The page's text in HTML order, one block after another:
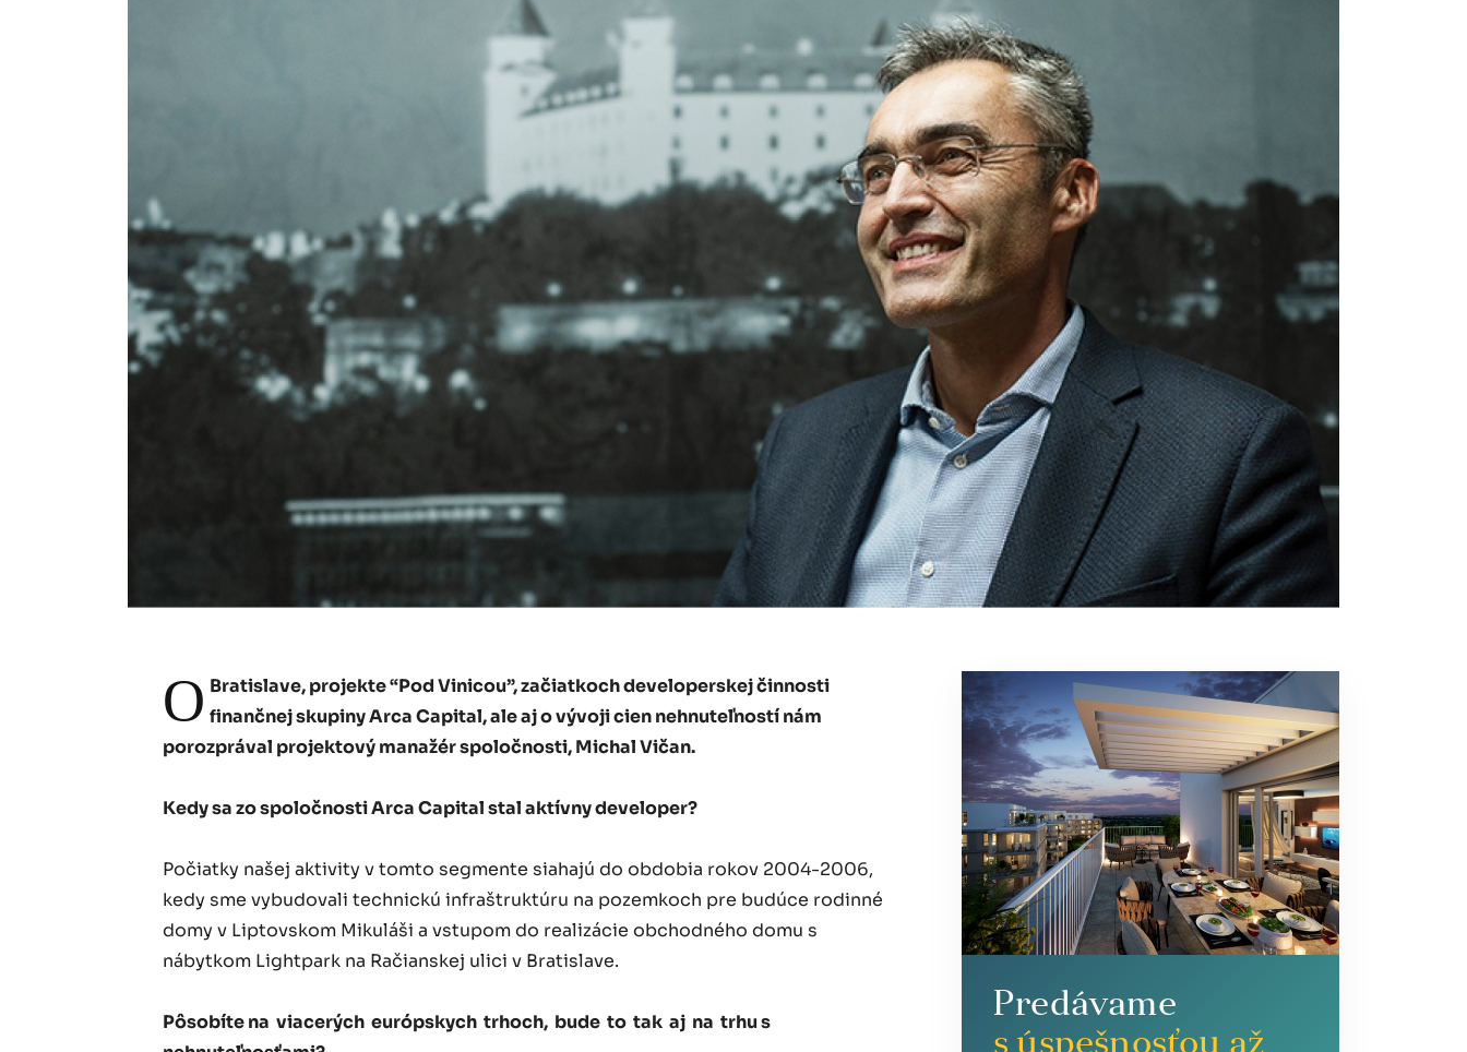
O Bratislave, projekte “Pod Vinicou”, začiatkoch developerskej činnosti
finančnej skupiny Arca Capital, ale aj o vývoji cien nehnuteľností nám
porozprával projektový manažér spoločnosti, Michal Vičan.
Kedy sa zo spoločnosti Arca Capital stal aktívny developer?
Počiatky našej aktivity v tomto segmente siahajú do obdobia rokov 2004-2006,
kedy sme vybudovali technickú infraštruktúru na pozemkoch pre budúce rodinné
domy v Liptovskom Mikuláši a vstupom do realizácie obchodného domu s
nábytkom Lightpark na Račianskej ulici v Bratislave.
Pôsobíte na viacerých európskych trhoch, bude to tak aj na trhu s
Predávame